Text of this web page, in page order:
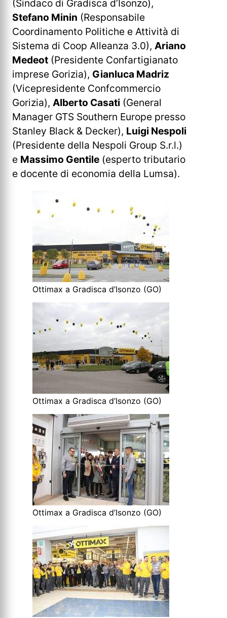
(Sindaco di Gradisca d’Isonzo),
Stefano Minin (Responsabile
Coordinamento Politiche e Attività di
Sistema di Coop Alleanza 3.0), Ariano
Medeot (Presidente Confartigianato
imprese Gorizia), Gianluca Madriz
(Vicepresidente Confcommercio
Gorizia), Alberto Casati (General
Manager GTS Southern Europe presso
Stanley Black & Decker), Luigi Nespoli
(Presidente della Nespoli Group S.r.l.)
e Massimo Gentile (esperto tributario
e docente di economia della Lumsa).
Ottimax a Gradisca d’Isonzo (GO)
Ottimax a Gradisca d’Isonzo (GO)
Ottimax a Gradisca d’Isonzo (GO)